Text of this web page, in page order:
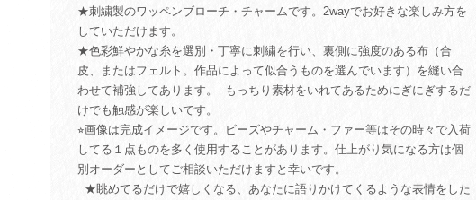
★刺繍製のワッペンブローチ・チャームです。2wayでお好きな楽しみ方を
していただけます。
★色彩鮮やかな糸を選別・丁寧に刺繍を行い、裏側に強度のある布（合
皮、またはフェルト。作品によって似合うものを選んでいます）を縫い合
わせて補強してあります。 もっちり素材をいれてあるためにぎにぎするだ
けでも触感が楽しいです。
⭐︎画像は完成イメージです。ビーズやチャーム・ファー等はその時々で入荷
してる１点ものを多く使用することがあります。仕上がり気になる方は個
別オーダーとしてご相談いただけますと幸いです。
★眺めてるだけで嬉しくなる、あなたに語りかけてくるような表情をした